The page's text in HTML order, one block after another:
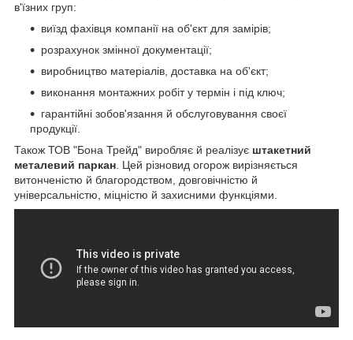
в'їзних груп:
виїзд фахівця компанії на об'єкт для замірів;
розрахунок змінної документації;
виробництво матеріалів, доставка на об'єкт;
виконання монтажних робіт у термін і під ключ;
гарантійні зобов'язання й обслуговування своєї
продукції.
Також ТОВ "Бона Трейд" виробляє й реалізує штакетний
металевий паркан. Цей різновид огорож вирізняється
витонченістю й благородством, довговічністю й
універсальністю, міцністю й захисними функціями.